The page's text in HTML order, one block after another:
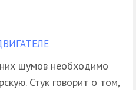
шумов необходимо
Стук говорит о том,